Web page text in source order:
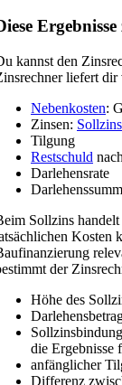
kannst den
liefert dir
Nebenkosten:
Zinsen: Sollzins
Tilgung
Restschuld
Darlehensrate
Sollzins
Kosten
der
Höhe des
die Ergebnisse
anfänglicher
Differenz